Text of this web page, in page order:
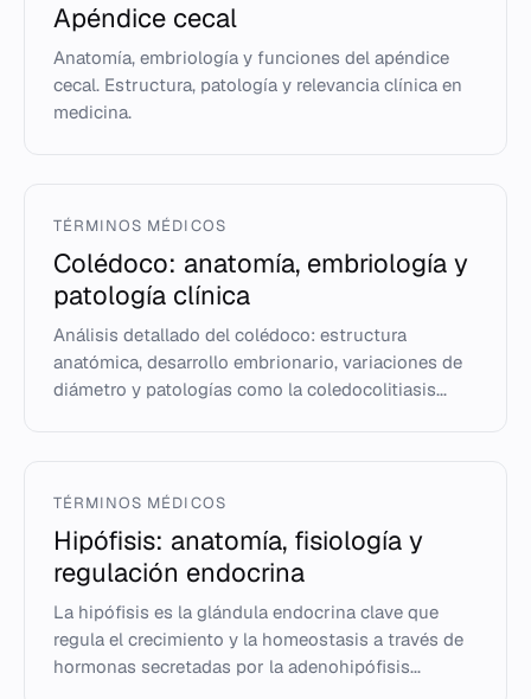
Apéndice cecal
Anatomía, embriología y funciones del apéndice
cecal. Estructura, patología y relevancia clínica en
medicina.
TÉRMINOS MÉDICOS
Colédoco: anatomía, embriología y
patología clínica
Análisis detallado del colédoco: estructura
anatómica, desarrollo embrionario, variaciones de
diámetro y patologías como la coledocolitiasis...
TÉRMINOS MÉDICOS
Hipófisis: anatomía, fisiología y
regulación endocrina
La hipófisis es la glándula endocrina clave que
regula el crecimiento y la homeostasis a través de
hormonas secretadas por la adenohipófisis...